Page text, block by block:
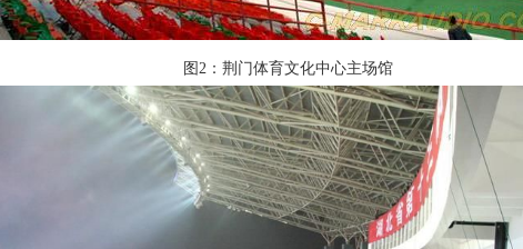
图2：荆门体育文化中心主场馆